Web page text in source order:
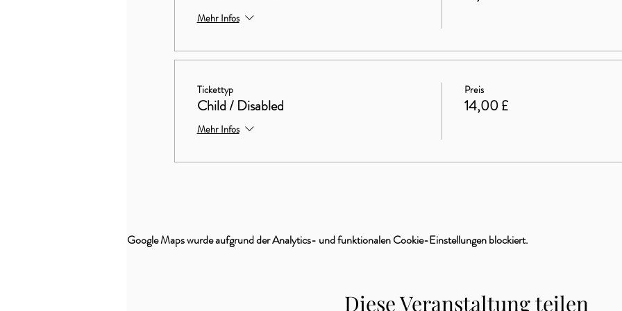
Mehr Infos
Tickettyp
Child / Disabled
Mehr Infos
Preis
14,00 £
Google Maps wurde aufgrund der Analytics- und funktionalen Cookie-Einstellungen blockiert.
Diese Veranstaltung teilen